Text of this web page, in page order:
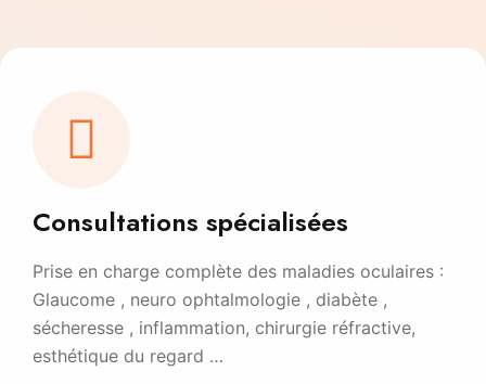
Consultations spécialisées
Prise en charge complète des maladies oculaires :
Glaucome , neuro ophtalmologie , diabète ,
sécheresse , inflammation, chirurgie réfractive,
esthétique du regard …